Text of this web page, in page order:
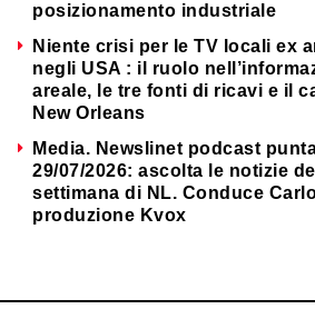
posizionamento industriale
Niente crisi per le TV locali ex
negli USA : il ruolo
areale, le tre fonti di ricavi e il
New Orleans
Media. Newslinet podcast
29/07/2026: ascolta le notizie
settimana di NL. Conduce
produzione Kvox